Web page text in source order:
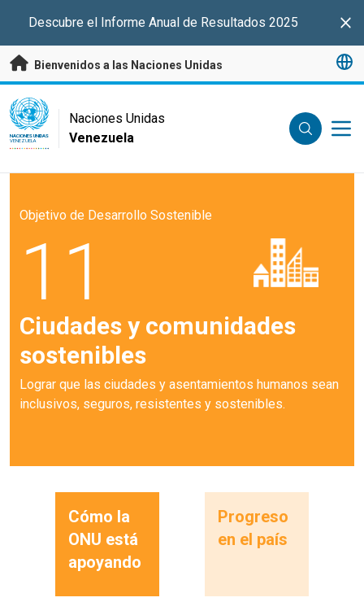
Descubre el Informe Anual de Resultados 2025
Bienvenidos a las Naciones Unidas
UN Logo
NACIONES UNIDAS
VENEZUELA
Naciones Unidas
Venezuela
Objetivo de Desarrollo Sostenible
11
Ciudades y comunidades
sostenibles
Lograr que las ciudades y asentamientos humanos sean
inclusivos, seguros, resistentes y sostenibles.
Cómo la
ONU está
apoyando
Progreso
en el país